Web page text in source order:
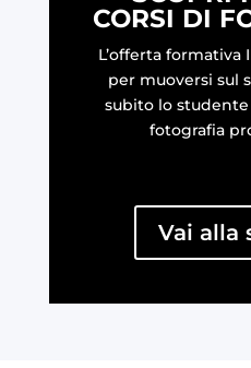
CORSI DI
L’offerta formativa
per muoversi sul
subito lo
fotografia
Vai alla